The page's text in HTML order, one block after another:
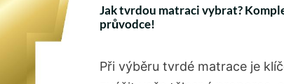
Jak tvrdou matraci vybrat?
průvodce!
Při výběru tvrdé matrace je